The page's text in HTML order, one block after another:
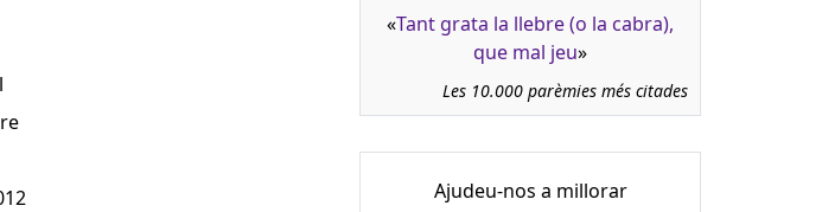
«Tant grata la llebre (o la cabra),
que mal jeu»
Les 10.000 parèmies més citades
Ajudeu-nos a millorar